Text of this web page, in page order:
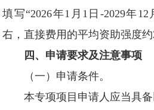
填写“2026年1月1日-2029年
右，直接费用的平均资助强度约
四、申请要求及注意事项
（一）申请条件。
本专项项目申请人应当具备